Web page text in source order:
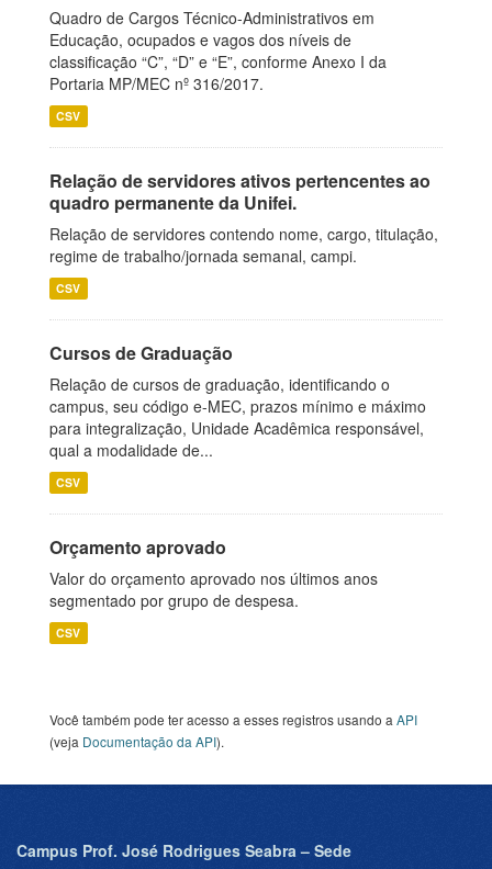
Quadro de Cargos Técnico-Administrativos em
Educação, ocupados e vagos dos níveis de
classificação “C”, “D” e “E”, conforme Anexo I da
Portaria MP/MEC nº 316/2017.
CSV
Relação de servidores ativos pertencentes ao
quadro permanente da Unifei.
Relação de servidores contendo nome, cargo, titulação,
regime de trabalho/jornada semanal, campi.
CSV
Cursos de Graduação
Relação de cursos de graduação, identificando o
campus, seu código e-MEC, prazos mínimo e máximo
para integralização, Unidade Acadêmica responsável,
qual a modalidade de...
CSV
Orçamento aprovado
Valor do orçamento aprovado nos últimos anos
segmentado por grupo de despesa.
CSV
Você também pode ter acesso a esses registros usando a API
(veja Documentação da API).
Campus Prof. José Rodrigues Seabra – Sede